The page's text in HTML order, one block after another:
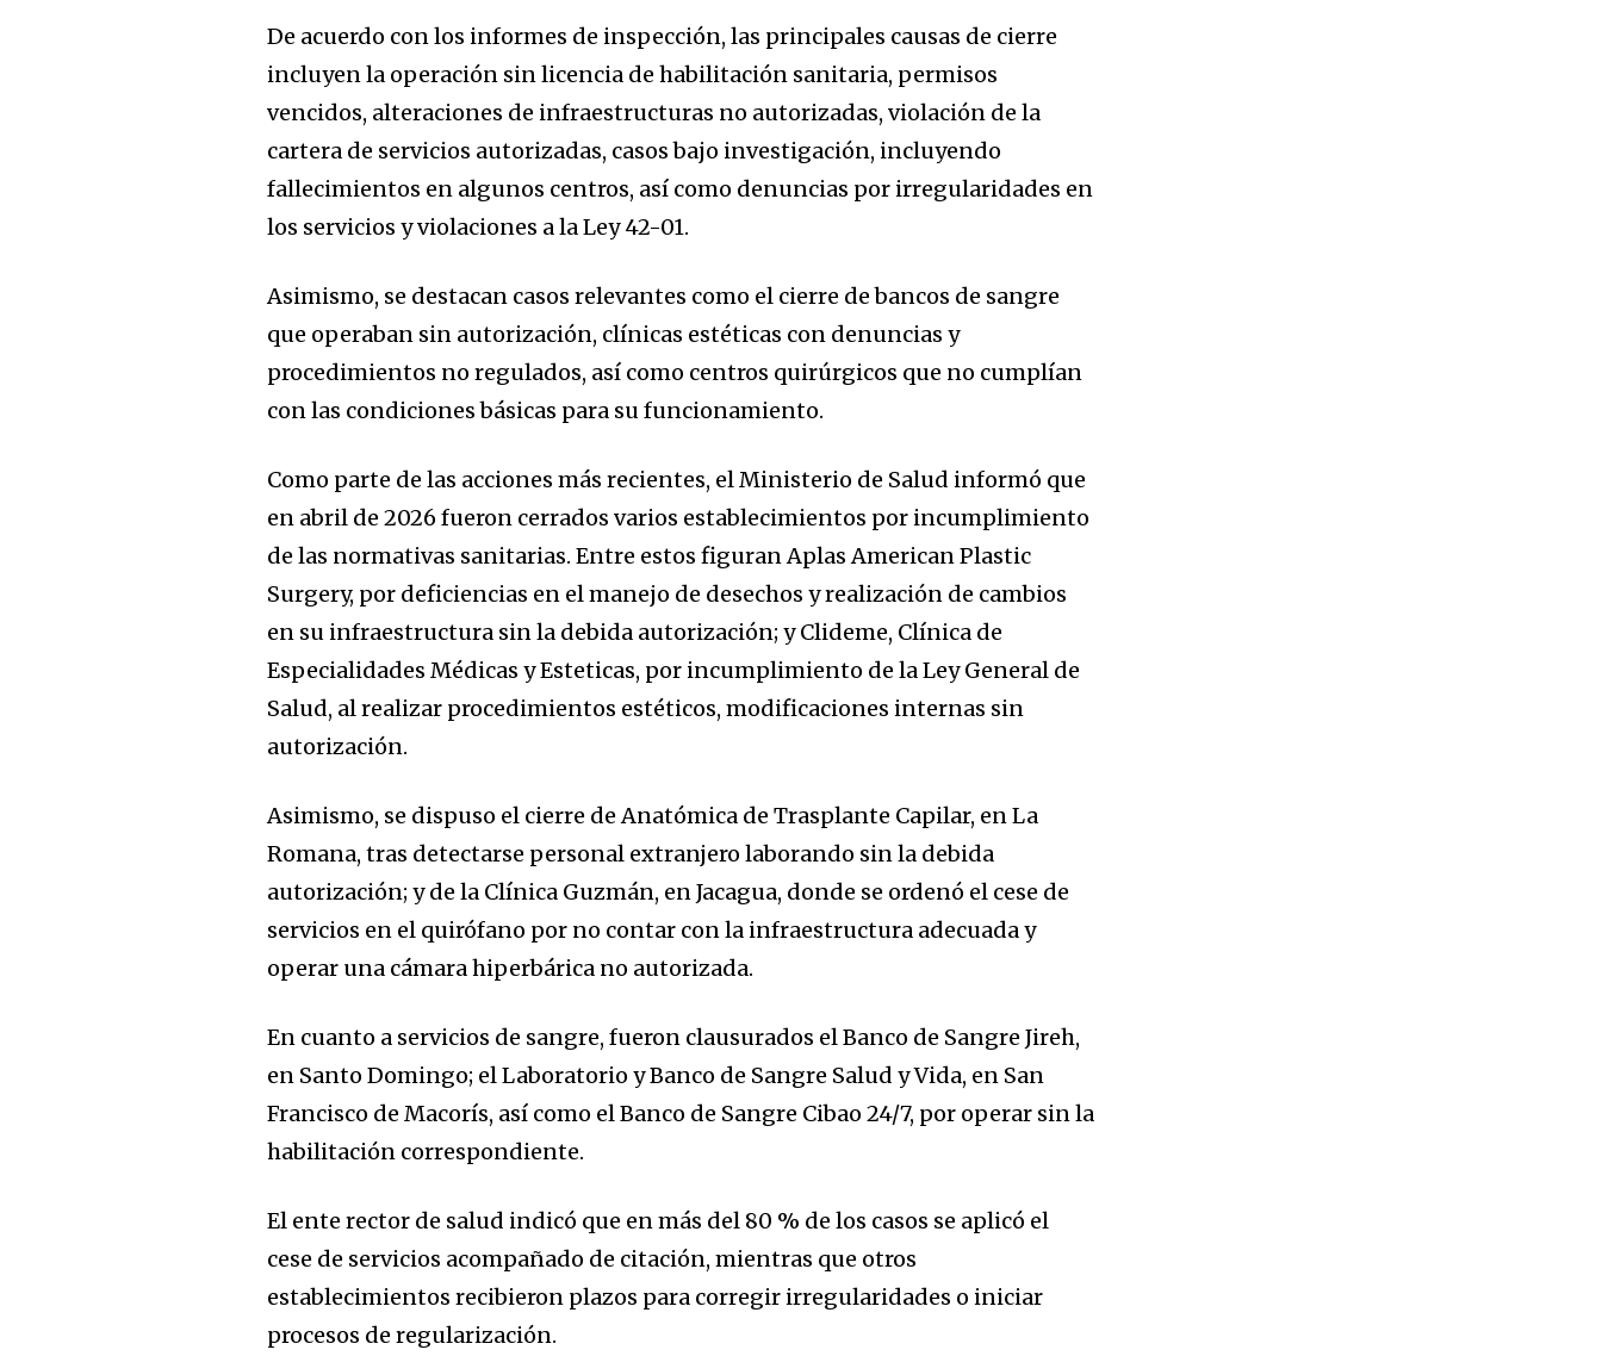
De acuerdo con los informes de inspección, las principales causas de cierre
incluyen la operación sin licencia de habilitación sanitaria, permisos
vencidos, alteraciones de infraestructuras no autorizadas, violación de la
cartera de servicios autorizadas, casos bajo investigación, incluyendo
fallecimientos en algunos centros, así como denuncias por irregularidades en
los servicios y violaciones a la Ley 42-01.
Asimismo, se destacan casos relevantes como el cierre de bancos de sangre
que operaban sin autorización, clínicas estéticas con denuncias y
procedimientos no regulados, así como centros quirúrgicos que no cumplían
con las condiciones básicas para su funcionamiento.
Como parte de las acciones más recientes, el Ministerio de Salud informó que
en abril de 2026 fueron cerrados varios establecimientos por incumplimiento
de las normativas sanitarias. Entre estos figuran Aplas American Plastic
Surgery, por deficiencias en el manejo de desechos y realización de cambios
en su infraestructura sin la debida autorización; y Clideme, Clínica de
Especialidades Médicas y Esteticas, por incumplimiento de la Ley General de
Salud, al realizar procedimientos estéticos, modificaciones internas sin
autorización.
Asimismo, se dispuso el cierre de Anatómica de Trasplante Capilar, en La
Romana, tras detectarse personal extranjero laborando sin la debida
autorización; y de la Clínica Guzmán, en Jacagua, donde se ordenó el cese de
servicios en el quirófano por no contar con la infraestructura adecuada y
operar una cámara hiperbárica no autorizada.
En cuanto a servicios de sangre, fueron clausurados el Banco de Sangre Jireh,
en Santo Domingo; el Laboratorio y Banco de Sangre Salud y Vida, en San
Francisco de Macorís, así como el Banco de Sangre Cibao 24/7, por operar sin la
habilitación correspondiente.
El ente rector de salud indicó que en más del 80 % de los casos se aplicó el
cese de servicios acompañado de citación, mientras que otros
establecimientos recibieron plazos para corregir irregularidades o iniciar
procesos de regularización.